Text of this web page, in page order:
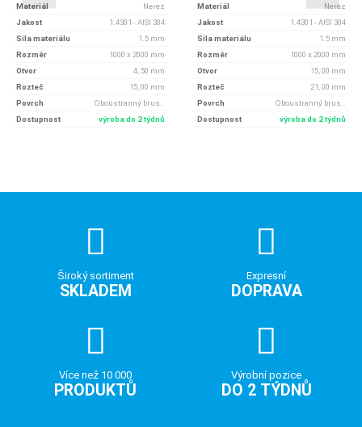
Materiál
Nerez
Jakost
1.4301 - AISI 304
Síla materiálu
1.5 mm
Rozměr
1000 x 2000 mm
Otvor
4, 50 mm
Rozteč
15, 00 mm
Povrch
Oboustranný brus..
Dostupnost
výroba do 2 týdnů
Materiál
Nerez
Jakost
1.4301 - AISI 304
Síla materiálu
1.5 mm
Rozměr
1000 x 2000 mm
Otvor
15, 00 mm
Rozteč
21, 00 mm
Povrch
Oboustranný brus..
Dostupnost
výroba do 2 týdnů
Široký sortiment
SKLADEM
Expresní
DOPRAVA
Více než 10 000
PRODUKTŮ
Výrobní pozice
DO 2 TÝDNŮ